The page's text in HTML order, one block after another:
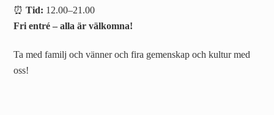
⏰Tid: 12.00–21.00
Fri entré – alla är välkomna!
Ta med familj och vänner och fira gemenskap och kultur med
oss!